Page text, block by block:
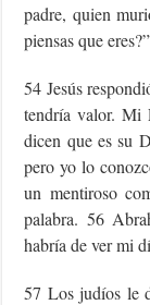
padre, quien
piensas que eres?”
54 Jesús
tendría valor. Mi
dicen que es su
pero yo lo
un mentiroso
palabra. 56
habría de ver mi
57 Los judíos le